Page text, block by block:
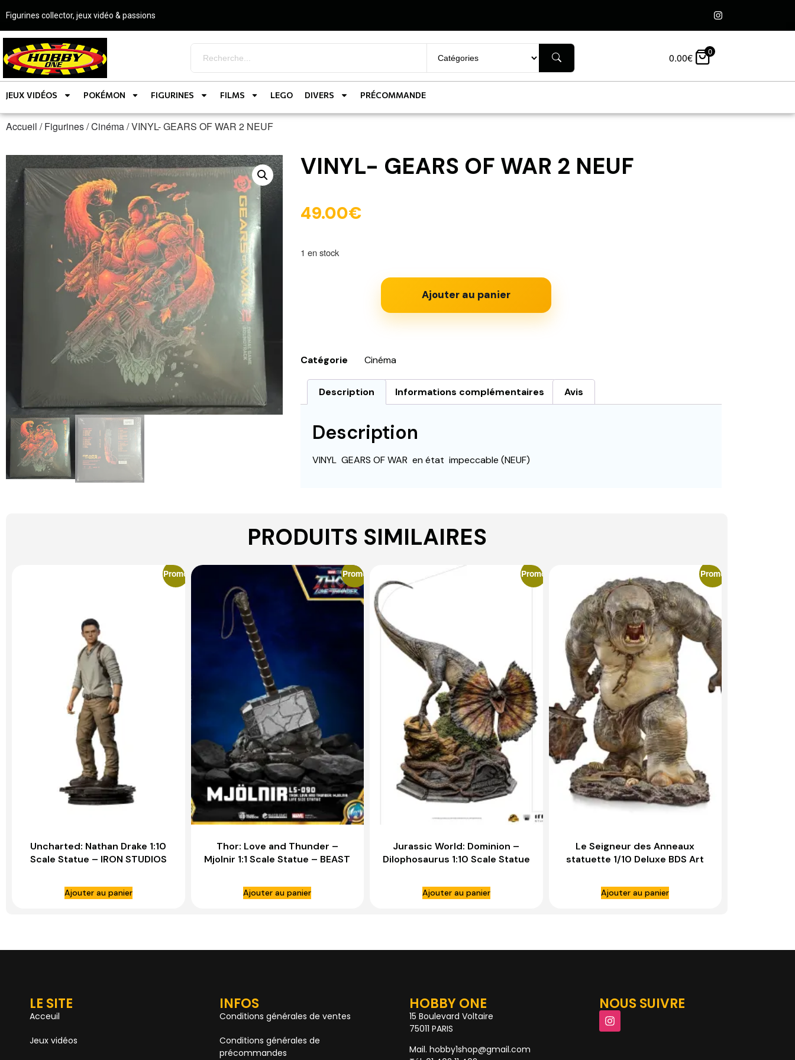
Figurines collector, jeux vidéo & passions
0.00€ 0
JEUX VIDÉOS POKÉMON FIGURINES FILMS LEGO DIVERS PRÉCOMMANDE
Accueil /Figurines/Cinéma/ VINYL- GEARS OF WAR 2 NEUF
VINYL- GEARS OF WAR 2 NEUF
49.00€
1 en stock
Ajouter au panier
Catégorie Cinéma
Description Informations complémentaires Avis
Description
VINYL GEARS OF WAR en état impeccable (NEUF)
PRODUITS SIMILAIRES
Promo
Uncharted: Nathan Drake 1:10
Scale Statue – IRON STUDIOS
Ajouter au panier
Promo
Thor: Love and Thunder –
Mjolnir 1:1 Scale Statue – BEAST
Ajouter au panier
Promo
Jurassic World: Dominion –
Dilophosaurus 1:10 Scale Statue
Ajouter au panier
Promo
Le Seigneur des Anneaux
statuette 1/10 Deluxe BDS Art
STUDIOS
Ajouter au panier
LE SITE
Acceuil
Jeux vidéos
INFOS
Conditions générales de ventes
Conditions générales de
précommandes
HOBBY ONE
15 Boulevard Voltaire
75011 PARIS
Mail. hobby1shop@gmail.com
NOUS SUIVRE